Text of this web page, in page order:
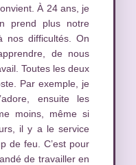
À 24 ans, je
prend plus notre
nos difficultés. On
de nous
Toutes les deux
Par exemple, je
ensuite les
moins, même si
il y a le service
de feu. C’est pour
de travailler en